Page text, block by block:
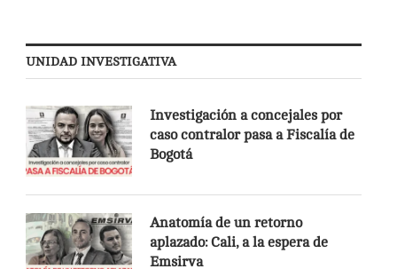
UNIDAD INVESTIGATIVA
Investigación a concejales por
caso contralor pasa a Fiscalía de
Bogotá
Anatomía de un retorno
aplazado: Cali, a la espera de
Emsirva